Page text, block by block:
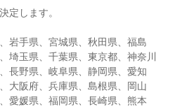
定します。
岩手県、宮城県、秋田県、福島
埼玉県、千葉県、東京都、神奈川
長野県、岐阜県、静岡県、愛知
大阪府、兵庫県、島根県、岡山
愛媛県、福岡県、長崎県、熊本